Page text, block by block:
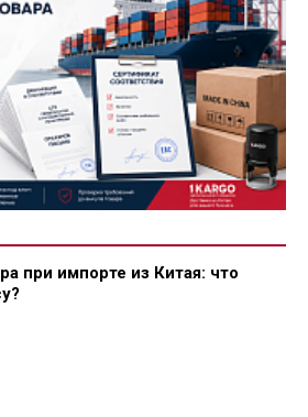
при импорте из Китая: что